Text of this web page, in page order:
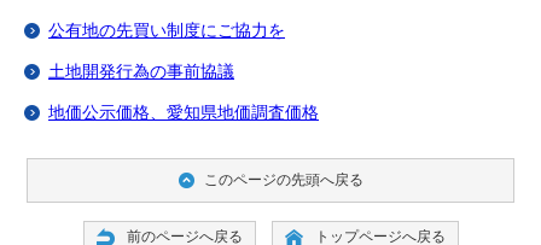
公有地の先買い制度にご協力を
土地開発行為の事前協議
地価公示価格、愛知県地価調査価格
このページの先頭へ戻る
前のページへ戻る トップページへ戻る